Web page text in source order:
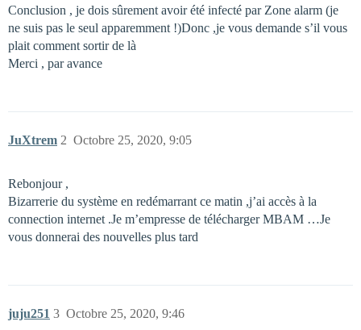
Conclusion , je dois sûrement avoir été infecté par Zone alarm (je
ne suis pas le seul apparemment !)Donc ,je vous demande s’il vous
plait comment sortir de là
Merci , par avance
JuXtrem Octobre 25, 2020, 9:05
2
Rebonjour ,
Bizarrerie du système en redémarrant ce matin ,j’ai accès à la
connection internet .Je m’empresse de télécharger MBAM …Je
vous donnerai des nouvelles plus tard
juju251 Octobre 25, 2020, 9:46
3